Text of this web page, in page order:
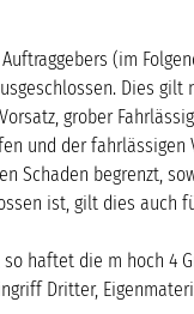
(im
Dies gilt
grober
und der
Schaden begrenzt,
ist, gilt dies auch
haftet die m hoch 4
Dritter,